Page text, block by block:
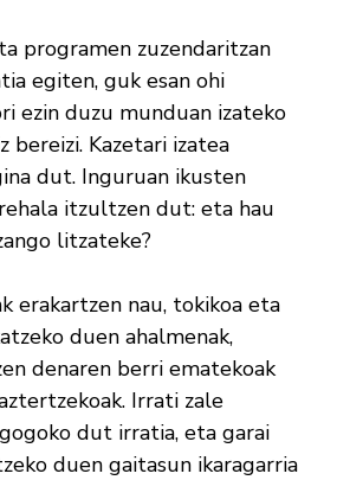
programen zuzendaritzan
egiten, guk esan ohi
ezin duzu munduan izateko
bereizi. Kazetari izatea
dut. Inguruan ikusten
itzultzen dut: eta hau
litzateke?
erakartzen nau, tokikoa eta
duen ahalmenak,
denaren berri ematekoak
Irrati zale
dut irratia, eta garai
duen gaitasun ikaragarria